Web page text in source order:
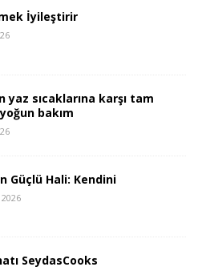
İyileştirir
yaz sıcaklarına karşı tam
bakım
Güçlü Hali: Kendini
SeydasCooks